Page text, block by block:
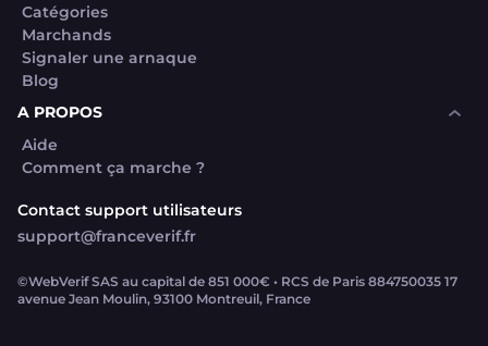
Catégories
Marchands
Signaler une arnaque
Blog
A PROPOS
Aide
Comment ça marche ?
Contact support utilisateurs
support@franceverif.fr
©WebVerif SAS au capital de 851 000€ • RCS de Paris 884750035 17
avenue Jean Moulin, 93100 Montreuil, France